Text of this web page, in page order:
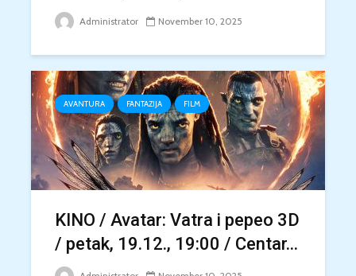
Administrator November 10, 2025
AVANTURA FANTAZIJA FILM
KINO / Avatar: Vatra i pepeo 3D
/ petak, 19.12., 19:00 / Centar...